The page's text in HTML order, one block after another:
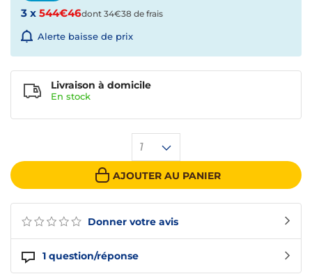
Donner votre avis
1 question/réponse
3 x 544€46dont 34€38 de frais
Alerte baisse de prix
1
AJOUTER AU PANIER
Livraison à domicile
En stock